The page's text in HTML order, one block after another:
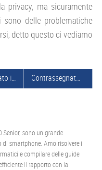
privacy, ma sicuramente
delle problematiche
detto questo ci vediamo
in: ANDROID Contrassegnato con:
Senior, sono un grande
smartphone. Amo risolvere i
e compilare delle guide
il rapporto con la